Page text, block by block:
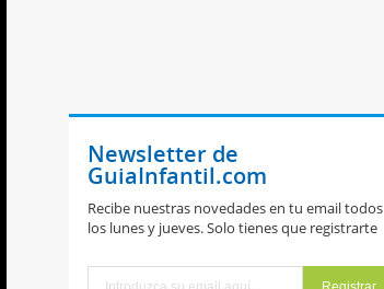
Newsletter de
GuiaInfantil.com
Recibe nuestras novedades en tu email todos
los lunes y jueves. Solo tienes que registrarte